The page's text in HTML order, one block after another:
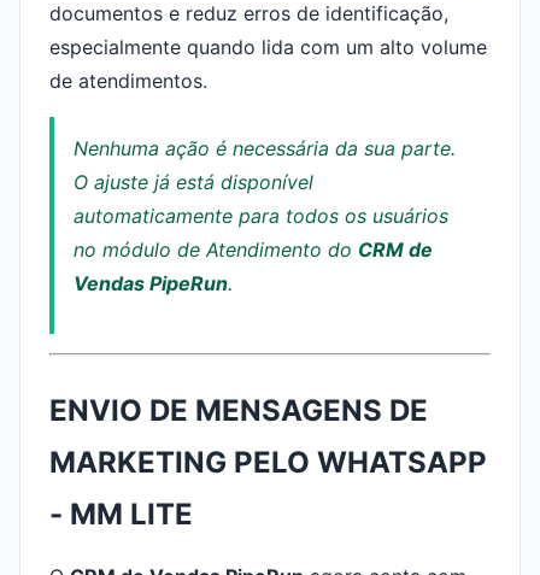
documentos e reduz erros de identificação,
especialmente quando lida com um alto volume
de atendimentos.
Nenhuma ação é necessária da sua parte.
O ajuste já está disponível
automaticamente para todos os usuários
no módulo de Atendimento do CRM de
Vendas PipeRun.
ENVIO DE MENSAGENS DE
MARKETING PELO WHATSAPP
- MM LITE